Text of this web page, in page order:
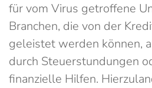
für vom Virus getroffene
Branchen, die von der
geleistet werden können,
durch Steuerstundungen
finanzielle Hilfen.